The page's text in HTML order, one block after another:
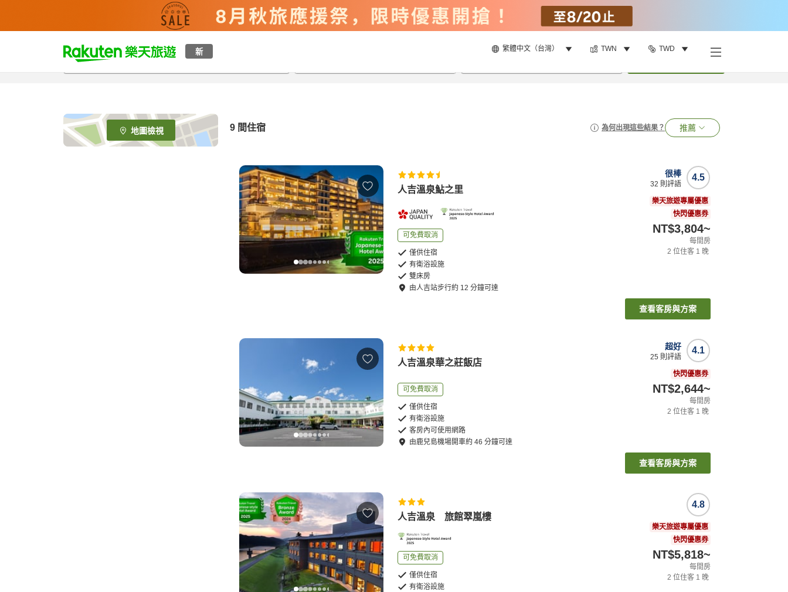
新 繁體中文（台灣） TWN TWD
t
p
e
_
s
地圖檢視 9 間住宿 為何出現這些結果？ 推薦
人吉溫泉鮎之里
可免費取消
僅供住宿
有衛浴設施
雙床房
由人吉站步行約 12 分鐘可達
4.5
很棒
32 則評語
樂天旅遊專屬優惠
快閃優惠券
NT$3,804~
每間房
2 位住客 1 晚
查看客房與方案
人吉溫泉華之莊飯店
可免費取消
僅供住宿
有衛浴設施
客房內可使用網路
由鹿兒島機場開車約46 分鐘可達
4.1
超好
25 則評語
快閃優惠券
NT$2,644~
每間房
2 位住客 1 晚
查看客房與方案
人吉溫泉 旅館翠嵐樓
可免費取消
僅供住宿
有衛浴設施
4.8
樂天旅遊專屬優惠
快閃優惠券
NT$5,818~
每間房
2 位住客 1 晚